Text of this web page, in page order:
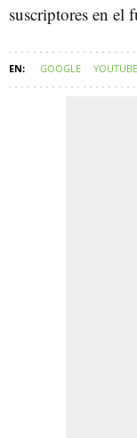
suscriptores en el
GOOGLE YOUTUBE